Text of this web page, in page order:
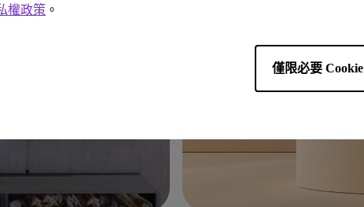
權政策 。
僅限必要 Cookie